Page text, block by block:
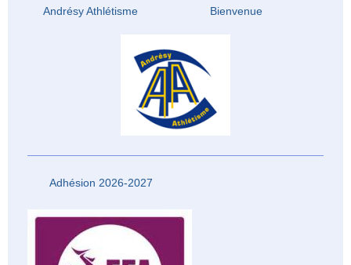
Andrésy Athlétisme Bienvenue
Adhésion 2026-2027